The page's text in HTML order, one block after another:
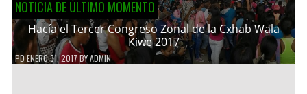
NOTICIA DE ÚLTIMO MOMENTO
Hacía el Tercer Congreso Zonal de la Cxhab Wala
Kiwe 2017
PDENERO 31, 2017 BYADMIN